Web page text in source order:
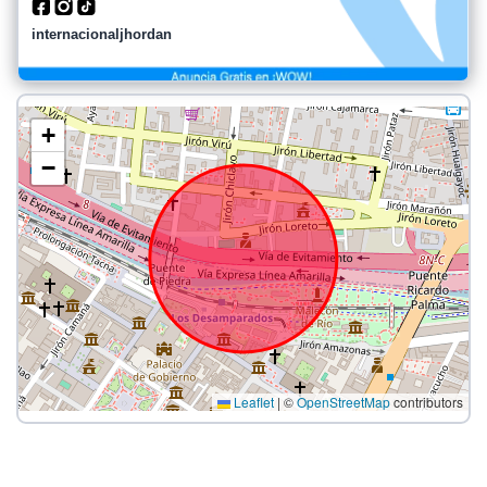
internacionaljhordan
+
−
Leaflet | ©OpenStreetMapcontributors